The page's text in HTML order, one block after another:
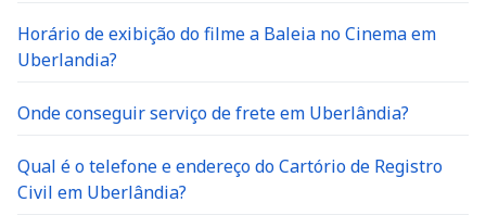
Horário de exibição do filme a Baleia no Cinema em
Uberlandia?
Onde conseguir serviço de frete em Uberlândia?
Qual é o telefone e endereço do Cartório de Registro
Civil em Uberlândia?